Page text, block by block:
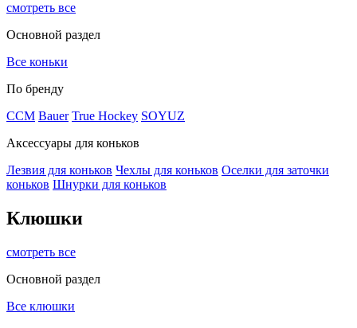
смотреть все
Основной раздел
Все коньки
По бренду
ССМ Bauer True Hockey SOYUZ
Аксессуары для коньков
Лезвия для коньков Чехлы для коньков Оселки для заточки
коньков Шнурки для коньков
Клюшки
смотреть все
Основной раздел
Все клюшки